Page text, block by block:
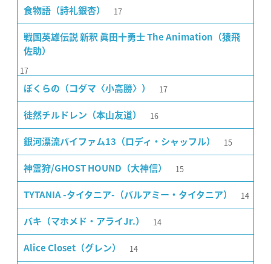
食物語（詩礼銀杏） 17
戦国英雄伝説 新釈 眞田十勇士 The Animation（猿飛
佐助）
17
ぼくらの（コダマ〈小高勝〉） 17
徒然チルドレン（本山友道） 16
銀河漂流バイファム13（ロディ・シャッフル） 15
神霊狩/GHOST HOUND（大神信） 15
TYTANIA -タイタニア-（バルアミー・タイタニア） 14
バキ（マホメド・アライJr.） 14
Alice Closet（グレン） 14